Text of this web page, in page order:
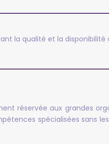
la qualité et la
réservée aux grandes
spécialisées sans